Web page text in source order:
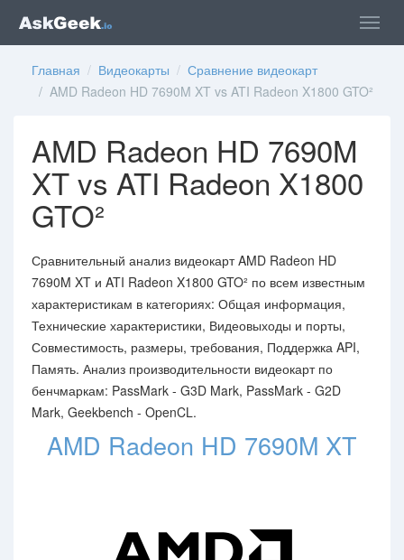
Главная / Видеокарты / Сравнение видеокарт
/ AMD Radeon HD 7690M XT vs ATI Radeon X1800 GTO²
AMD Radeon HD 7690M
XT vs ATI Radeon X1800
GTO²
Сравнительный анализ видеокарт AMD Radeon HD
7690M XT и ATI Radeon X1800 GTO² по всем известным
характеристикам в категориях: Общая информация,
Технические характеристики, Видеовыходы и порты,
Совместимость, размеры, требования, Поддержка API,
Память. Анализ производительности видеокарт по
бенчмаркам: PassMark - G3D Mark, PassMark - G2D
Mark, Geekbench - OpenCL.
AMD Radeon HD 7690M XT